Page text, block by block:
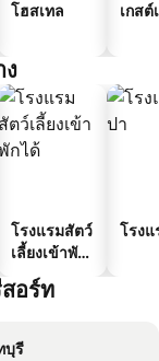
โฮสเทล เกสต์
ง
โรงแรมสัตว์
เลี้ยงเข้าพัก
โรง
อร์ท
บุรี